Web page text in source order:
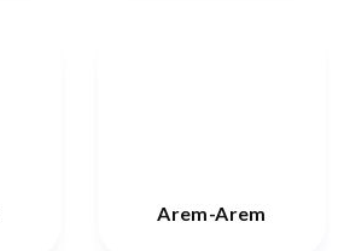
Arem-Arem